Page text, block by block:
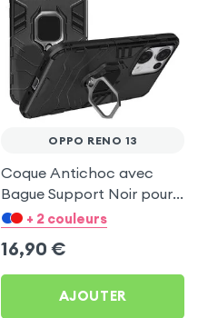
OPPO RENO 13
Coque Antichoc avec
Bague Support Noir pour
Oppo Reno 13
+ 2 couleurs
16,90 €
AJOUTER